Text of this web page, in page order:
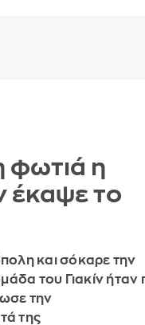
φωτιά η
έκαψε το
και σόκαρε την
του Γιακίν ήταν
την
της